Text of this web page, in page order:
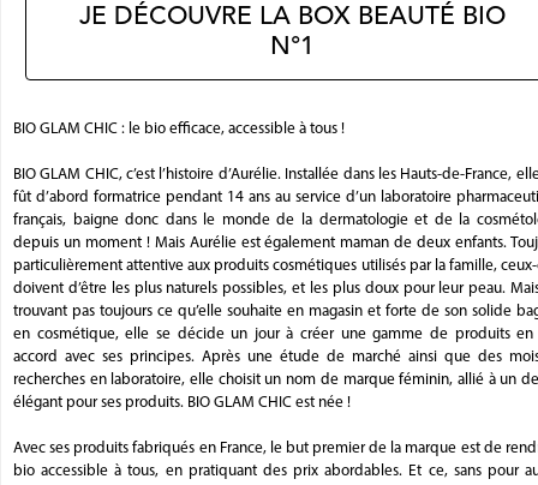
JE DÉCOUVRE LA BOX BEAUTÉ BIO
N°1
BIO GLAM CHIC : le bio efficace, accessible à tous !
BIO GLAM CHIC, c’est l’histoire d’Aurélie. Installée dans les Hauts-de-France,
fût d’abord formatrice pendant 14 ans au service d’un laboratoire
français, baigne donc dans le monde de la dermatologie et de la
depuis un moment ! Mais Aurélie est également maman de deux enfants.
particulièrement attentive aux produits cosmétiques utilisés par la famille, ceux-
doivent d’être les plus naturels possibles, et les plus doux pour leur peau.
trouvant pas toujours ce qu’elle souhaite en magasin et forte de son solide
en cosmétique, elle se décide un jour à créer une gamme de produits en
accord avec ses principes. Après une étude de marché ainsi que des
recherches en laboratoire, elle choisit un nom de marque féminin, allié à un
élégant pour ses produits. BIO GLAM CHIC est née !
Avec ses produits fabriqués en France, le but premier de la marque est de
bio accessible à tous, en pratiquant des prix abordables. Et ce, sans pour